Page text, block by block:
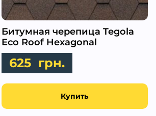
Битумная черепица Tegola
Eco Roof Hexagonal
625 грн.
Купить